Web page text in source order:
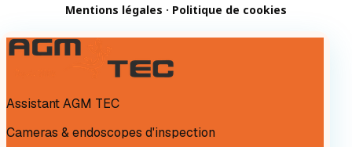
Mentions légales · Politique de cookies